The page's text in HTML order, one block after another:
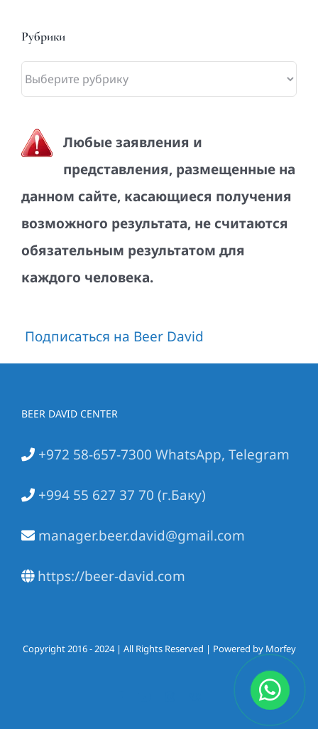
Рубрики
Рубрики
Любые заявления и
представления, размещенные на
данном сайте, касающиеся получения
возможного результата, не считаются
обязательным результатом для
каждого человека.
Подписаться на Beer David
BEER DAVID CENTER
+972 58-657-7300 WhatsApp, Telegram
+994 55 627 37 70 (г.Баку)
manager.beer.david@gmail.com
https://beer-david.com
Copyright 2016 - 2024 | All Rights Reserved | Powered by Morfey